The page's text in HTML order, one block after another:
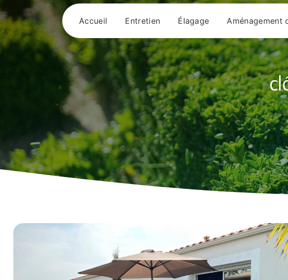
Accueil Entretien Élagage Aménagement
Panneau de gestion des cookies